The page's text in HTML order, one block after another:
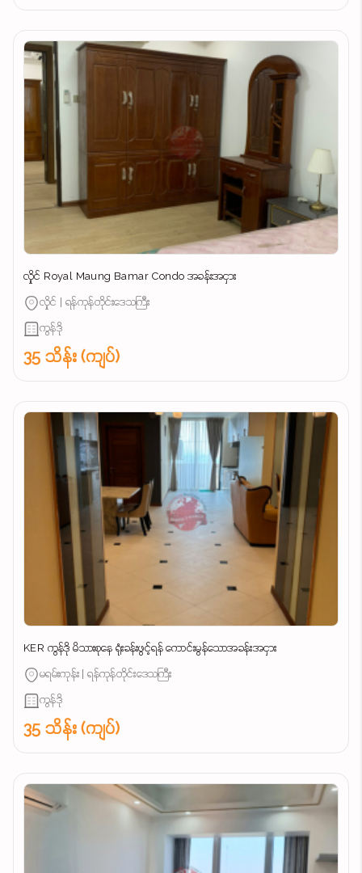
လှိုင် Royal Maung Bamar Condo အခန်းအငှား
လှိုင် | ရန်ကုန်တိုင်းဒေသကြီး
ကွန်ဒို
35 သိန်း (ကျပ်)
KER ကွန်ဒို မိသားစုနေ ရုံးခန်းဖွင့်ရန် ကောင်းမွန်သောအခန်းအငှား
မရမ်းကုန်း | ရန်ကုန်တိုင်းဒေသကြီး
ကွန်ဒို
35 သိန်း (ကျပ်)